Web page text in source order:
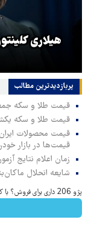
هیلاری
پربازدیدترین‌ مطالب
قیمت طلا و سکه جمعه ۱۶ مرداد ۱۴۰۵/ طلای ۱۸ عیار
قیمت طلا و سکه یکشنبه ۱۱ مرداد ۱۴۰۵/ ریزش سنگین
قیمت‌ها در بازار
زمان اعلام نتایج
شایعه انحلال
پژو 206 داری برای فروش؟ با کارنامه به بهترین قیمت بفروش!